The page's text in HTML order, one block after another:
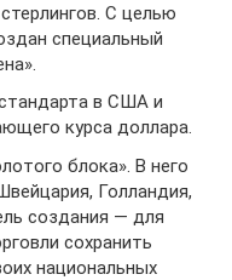
С целью
специальный
в США и
курса доллара.
блока». В него
Голландия,
создания — для
сохранить
национальных